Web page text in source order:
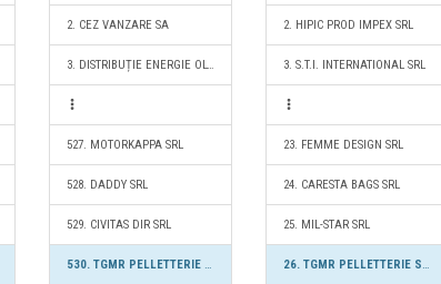
2. CEZ VANZARE SA
3. DISTRIBUȚIE ENERGIE OLTENIA S.A.
527. MOTORKAPPA SRL
528. DADDY SRL
529. CIVITAS DIR SRL
530. TGMR PELLETTERIE SRL
2. HIPIC PROD IMPEX SRL
3. S.T.I. INTERNATIONAL SRL
23. FEMME DESIGN SRL
24. CARESTA BAGS SRL
25. MIL-STAR SRL
26. TGMR PELLETTERIE SRL